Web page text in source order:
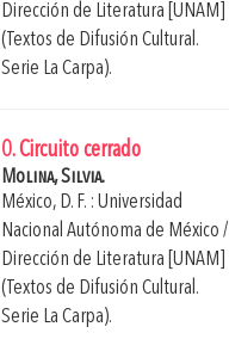
Dirección de Literatura [UNAM]
(Textos de Difusión Cultural.
Serie La Carpa).
0. Circuito cerrado
Molina, Silvia.
México, D. F. : Universidad
Nacional Autónoma de México /
Dirección de Literatura [UNAM]
(Textos de Difusión Cultural.
Serie La Carpa).